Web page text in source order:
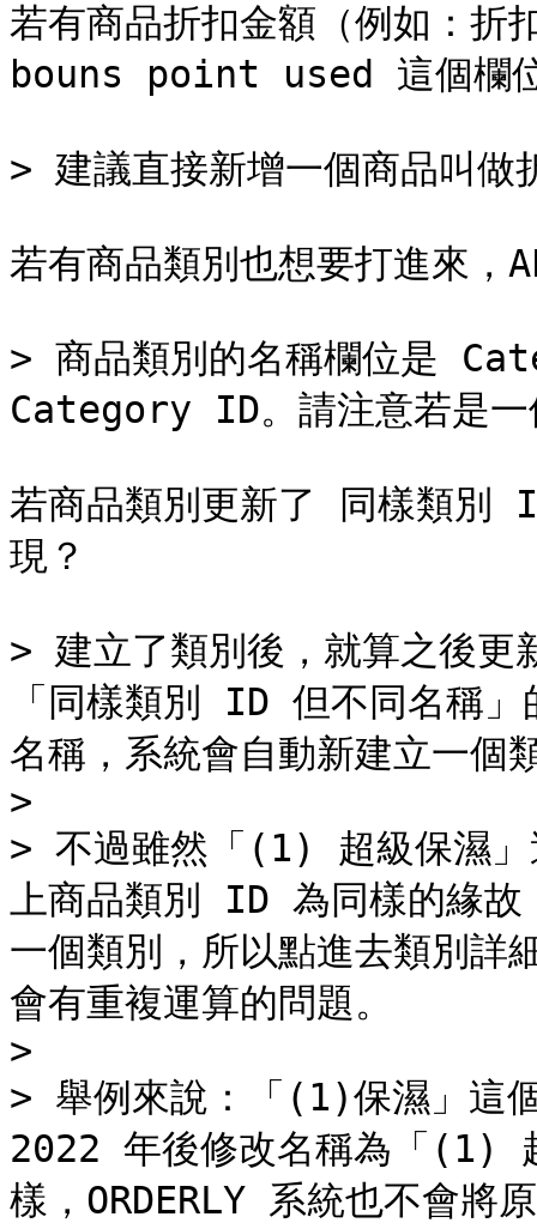
若有商品折扣金額（例如：
bouns point used 這個欄
> 建議直接新增一個商品叫做
若有商品類別也想要打進來
> 商品類別的名稱欄位是
Category ID。請注意若是
若商品類別更新了 同樣類別
現？
> 建立了類別後，就算之後更
「同樣類別 ID 但不同名稱」
名稱，系統會自動新建立一個
>
> 不過雖然「(1) 超級保濕」
上商品類別 ID 為同樣的緣故
一個類別，所以點進去類別詳
會有重複運算的問題。
>
> 舉例來說：「(1)保濕」這
2022 年後修改名稱為「(1)
樣，ORDERLY 系統也不會